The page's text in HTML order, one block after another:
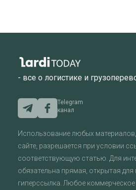
- все о логистике и
Telegram
канал
Использование любых
сайте, разрешается при условии
соответствующую статью. Для
обязательна прямая, открытая
гиперссылка. Любое